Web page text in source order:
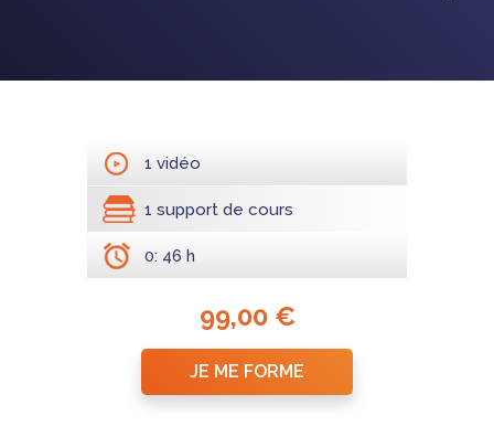
1 vidéo
1 support de cours
0: 46 h
99,00 €
JE ME FORME